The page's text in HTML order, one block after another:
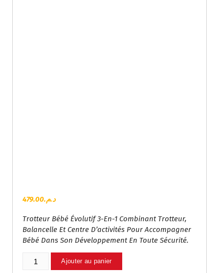
د.م.479.00
Trotteur Bébé Évolutif 3-En-1 Combinant Trotteur,
Balancelle Et Centre D’activités Pour Accompagner
Bébé Dans Son Développement En Toute Sécurité.
Quantité
Ajouter au panier